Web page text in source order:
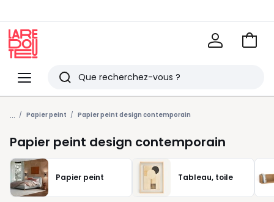
Menu
Redoute
Rechercher
Derniers
articles
vus
Voir
... Papier peint Papier peint design contemporain
Papier peint design contemporain
Papier peint Tableau, toile